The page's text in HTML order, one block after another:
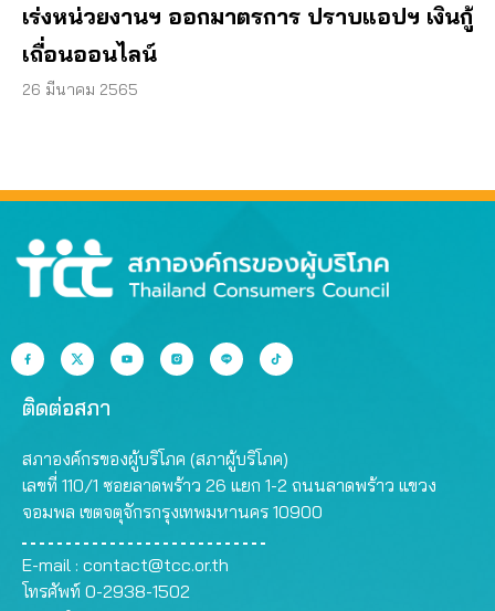
เร่งหน่วยงานฯ ออกมาตรการ ปราบแอปฯ เงินกู้
เถื่อนออนไลน์
26 มีนาคม 2565
ติดต่อสภา
สภาองค์กรของผู้บริโภค (สภาผู้บริโภค)
เลขที่ 110/1 ซอยลาดพร้าว 26 แยก 1-2 ถนนลาดพร้าว แขวง
จอมพล เขตจตุจักรกรุงเทพมหานคร 10900
E-mail : contact@tcc.or.th
โทรศัพท์ 0-2938-1502